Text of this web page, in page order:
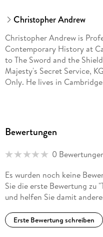
Christopher Andrew
Christopher Andrew is
Contemporary History at
to The Sword and the
Majesty's Secret Service,
Only. He lives in
Bewertungen
0
Es wurden noch keine
Sie die erste Bewertung zu
und helfen Sie damit
Erste Bewertung schreiben